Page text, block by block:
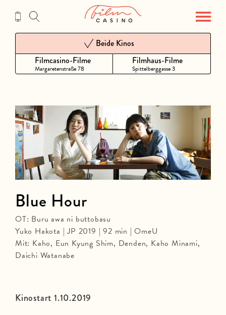
Inhalt
Filmcasino-Filme
Margaretenstraße 78
Beide Kinos
Filmhaus-Filme
Spittelberggasse 3
Kinostart 1.10.2019
Blue Hour
OT: Buru awa ni buttobasu
Yuko Hakota | JP 2019 | 92 min | OmeU
Mit: Kaho, Eun Kyung Shim, Denden, Kaho Minami,
Daichi Watanabe